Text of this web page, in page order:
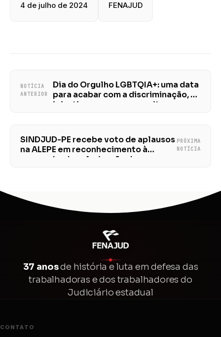
4 de julho de 2024 FENAJUD
NOTÍCIA
ANTERIOR
Dia do Orgulho LGBTQIA+: uma data
para acabar com a discriminação, as
injustiças e os preconceitos
SINDJUD-PE recebe voto de aplausos
na ALEPE em reconhecimento à
campanha de valorização dos
PRÓXIMA
NOTÍCIA
37 anosde história e luta em defesa das
trabalhadoras e dos trabalhadores do
Judiciário estadual
CONTATO